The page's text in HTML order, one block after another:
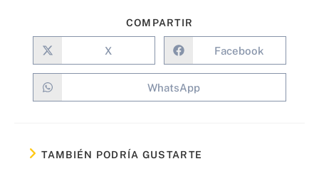
COMPARTIR
X Facebook
WhatsApp
TAMBIÉN PODRÍA GUSTARTE